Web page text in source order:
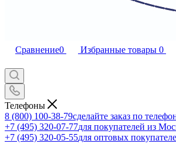
Сравнение0 Избранные товары 0
Телефоны
8 (800) 100-38-79сделайте заказ по
+7 (495) 320-07-77для покупателей из
+7 (495) 320-05-55для оптовых